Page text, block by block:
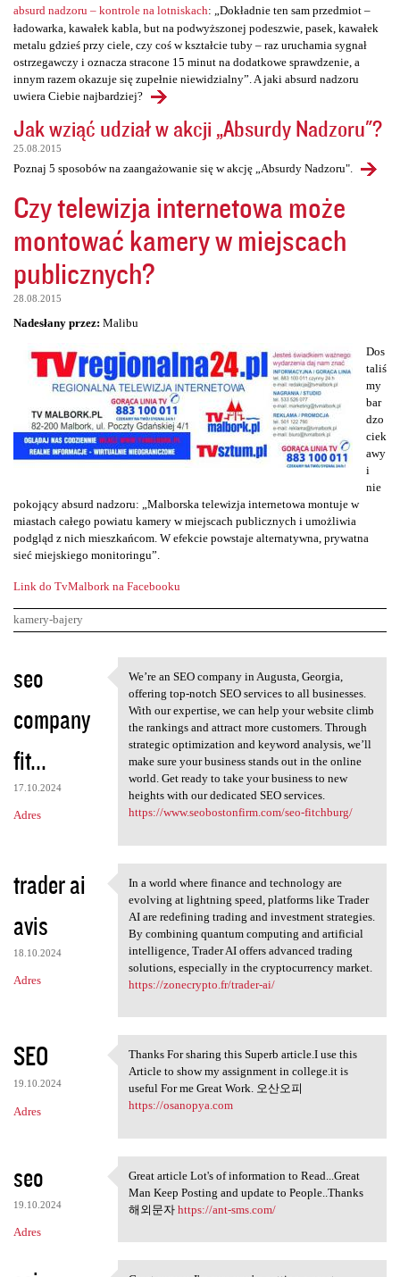
absurd nadzoru – kontrole na lotniskach: „Dokładnie ten sam przedmiot –
ładowarka, kawałek kabla, but na podwyższonej podeszwie, pasek, kawałek
metalu gdzieś przy ciele, czy coś w kształcie tuby – raz uruchamia sygnał
ostrzegawczy i oznacza stracone 15 minut na dodatkowe sprawdzenie, a
innym razem okazuje się zupełnie niewidzialny”. A jaki absurd nadzoru
uwiera Ciebie najbardziej?
Jak wziąć udział w akcji „Absurdy Nadzoru"?
25.08.2015
Poznaj 5 sposobów na zaangażowanie się w akcję „Absurdy Nadzoru".
Czy telewizja internetowa może
montować kamery w miejscach
publicznych?
28.08.2015
Nadesłany przez: Malibu
Dos
taliś
my
bar
dzo
ciek
awy
i
nie
pokojący absurd nadzoru: „Malborska telewizja internetowa montuje w
miastach całego powiatu kamery w miejscach publicznych i umożliwia
podgląd z nich mieszkańcom. W efekcie powstaje alternatywna, prywatna
sieć miejskiego monitoringu”.
Link do TvMalbork na Facebooku
kamery-bajery
K
o
m
e
n
t
a
e
seo
company
fit...
17.10.2024
Adres
We’re an SEO company in
We’re an SEO company in Augusta, Georgia,
offering top-notch SEO services to all businesses.
With our expertise, we can help your website climb
the rankings and attract more customers. Through
strategic optimization and keyword analysis, we’ll
make sure your business stands out in the online
world. Get ready to take your business to new
heights with our dedicated SEO services.
https://www.seobostonfirm.com/seo-fitchburg/
trader ai
avis
18.10.2024
Adres
In a world where finance and
In a world where finance and technology are
evolving at lightning speed, platforms like Trader
AI are redefining trading and investment strategies.
By combining quantum computing and artificial
intelligence, Trader AI offers advanced trading
solutions, especially in the cryptocurrency market.
https://zonecrypto.fr/trader-ai/
SEO
19.10.2024
Adres
Thanks For sharing this
Thanks For sharing this Superb article.I use this
Article to show my assignment in college.it is
useful For me Great Work. 오산오피
https://osanopya.com
seo
19.10.2024
Adres
Great article Lot's of
Great article Lot's of information to Read...Great
Man Keep Posting and update to People..Thanks
해외문자 https://ant-sms.com/